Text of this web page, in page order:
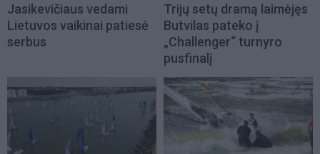
Jasikevičiaus vedami
Lietuvos vaikinai patiesė
serbus
Trijų setų dramą laimėjęs
Butvilas pateko į
„Challenger“ turnyro
pusfinalį